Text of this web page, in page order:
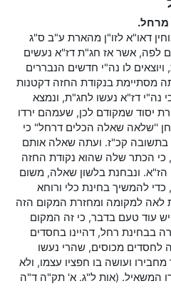
מרחל.
דאו"א לזו"ן מהארת ע"ב ס"ג
לפה, אשר אז חג"ת דז"א נעשים
לו נה"י חדשים הנבררים
מסתיימת בנקודת החזה דקטנות
נה"י דז"א נעשו לחג"ת, ונמצא
יסוד שמקודם לכן, שעמהם ירדו
''שלאה שאלה הכלים דרחל" כי
בתשובה קכ"ז. ועתה שאלה אותם
כי הכתר שלה שהוא נקודת החזה
ונבחנת בלשון שאלה, משום
להמשיך בחינת כלי ורוחא
לאה למקומה ומחזרת המקום הזה
עוד טעם בדבר, כי זה המקום
רחל, דהיינו בחסדים
לחסדים מכוסים, שהרי נעשו
ועושה בו חפציו עצמו, ולא
המשאיל. (אות ל"ג. א' תק"ה ד"ה